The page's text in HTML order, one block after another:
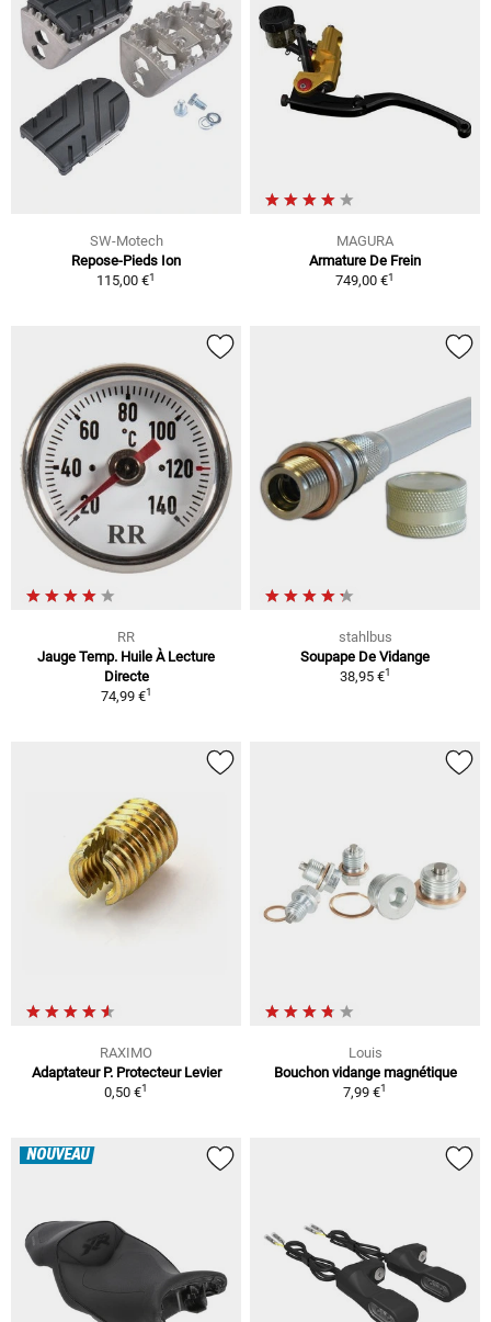
SW-Motech
Repose-Pieds Ion
115,00 €1
MAGURA
Armature De Frein
749,00 €1
RR
Jauge Temp. Huile À Lecture
Directe
74,99 €1
stahlbus
Soupape De Vidange
38,95 €1
RAXIMO
Adaptateur P. Protecteur Levier
0,50 €1
Louis
Bouchon vidange magnétique
7,99 €1
NOUVEAU